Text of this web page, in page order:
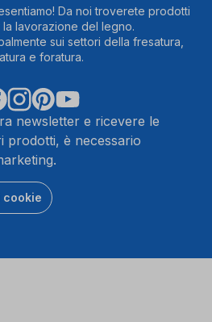
Da noi troverete prodotti
lavorazione del legno.
sui settori della fresatura,
e foratura.
newsletter e ricevere le
prodotti, è necessario
cookie